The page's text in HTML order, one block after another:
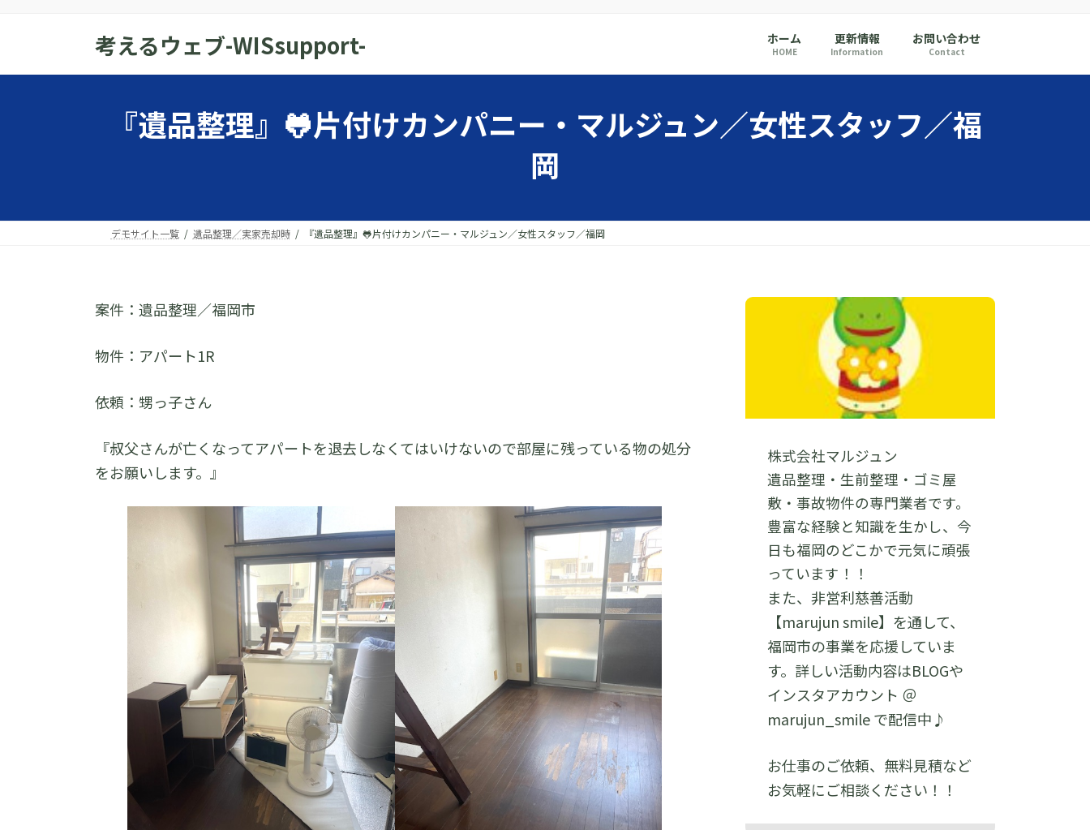
ン
ー
考えるウェブ-WISsupport- ホーム
HOME
更新情報
Information
お問い合わせ
Contact
『遺品整理』🐸片付けカンパニー・マルジュン／女性スタッフ／福
岡
デモサイト一覧 遺品整理／実家売却時 『遺品整理』🐸片付けカンパニー・マルジュン／女性スタッフ／福岡
案件：遺品整理／福岡市
物件：アパート1R
依頼：甥っ子さん
『叔父さんが亡くなってアパートを退去しなくてはいけないので部屋に残っている物の処分
をお願いします。』
株式会社マルジュン
遺品整理・生前整理・ゴミ屋
敷・事故物件の専門業者です。
豊富な経験と知識を生かし、今
日も福岡のどこかで元気に頑張
っています！！
また、非営利慈善活動
【marujun smile】を通して、
福岡市の事業を応援していま
す。詳しい活動内容はBLOGや
インスタアカウント ＠
marujun_smile で配信中♪
お仕事のご依頼、無料見積など
お気軽にご相談ください！！